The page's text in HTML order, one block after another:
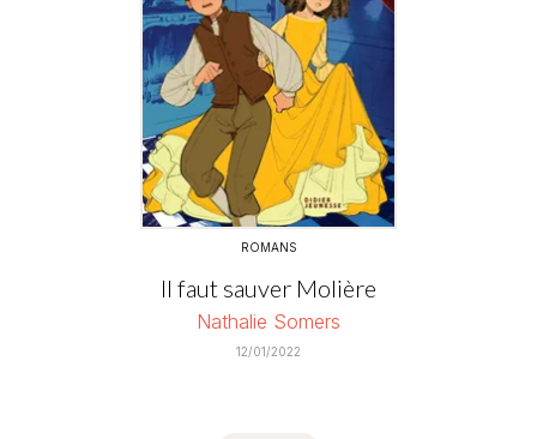
ROMANS
Il faut sauver Molière
Nathalie Somers
12/01/2022